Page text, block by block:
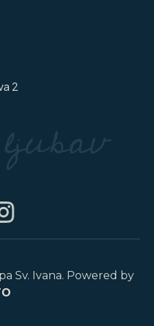
2
Sv. Ivana. Powered by